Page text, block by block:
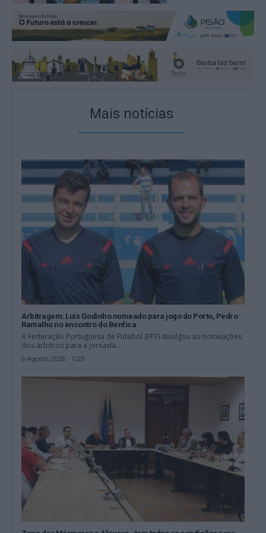
Mais notícias
Arbitragem: Luís Godinho nomeado para jogo do Porto, Pedro
Ramalho no encontro do Benfica
A Federação Portuguesa de Futebol (FPF) divulgou as nomeações
dos árbitros para a jornada...
6 Agosto, 2026 - 11:29